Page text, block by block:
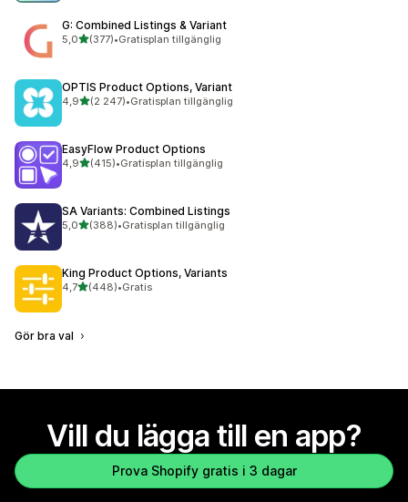
G: Combined Listings & Variant
5,0av 5 stjärnor
(377)
377 recensioner totalt
•Gratisplan tillgänglig
OPTIS Product Options, Variant
4,9av 5 stjärnor
(2 247)
2247 recensioner totalt
•Gratisplan tillgänglig
EasyFlow Product Options
4,9av 5 stjärnor
(415)
415 recensioner totalt
•Gratisplan tillgänglig
SA Variants: Combined Listings
5,0av 5 stjärnor
(388)
388 recensioner totalt
•Gratisplan tillgänglig
King Product Options, Variants
4,7av 5 stjärnor
(448)
448 recensioner totalt
•Gratis
Gör bra val
Vill du lägga till en app?
Prova Shopify gratis i 3 dagar